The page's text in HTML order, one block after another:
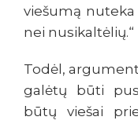
viešumą
nei nusikaltėlių.“
Todėl,
galėtų būti
būtų viešai